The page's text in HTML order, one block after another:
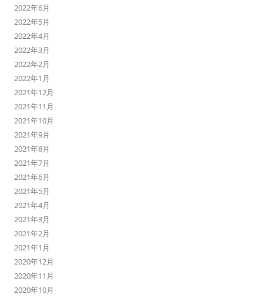
2022年6月
2022年5月
2022年4月
2022年3月
2022年2月
2022年1月
2021年12月
2021年11月
2021年10月
2021年9月
2021年8月
2021年7月
2021年6月
2021年5月
2021年4月
2021年3月
2021年2月
2021年1月
2020年12月
2020年11月
2020年10月